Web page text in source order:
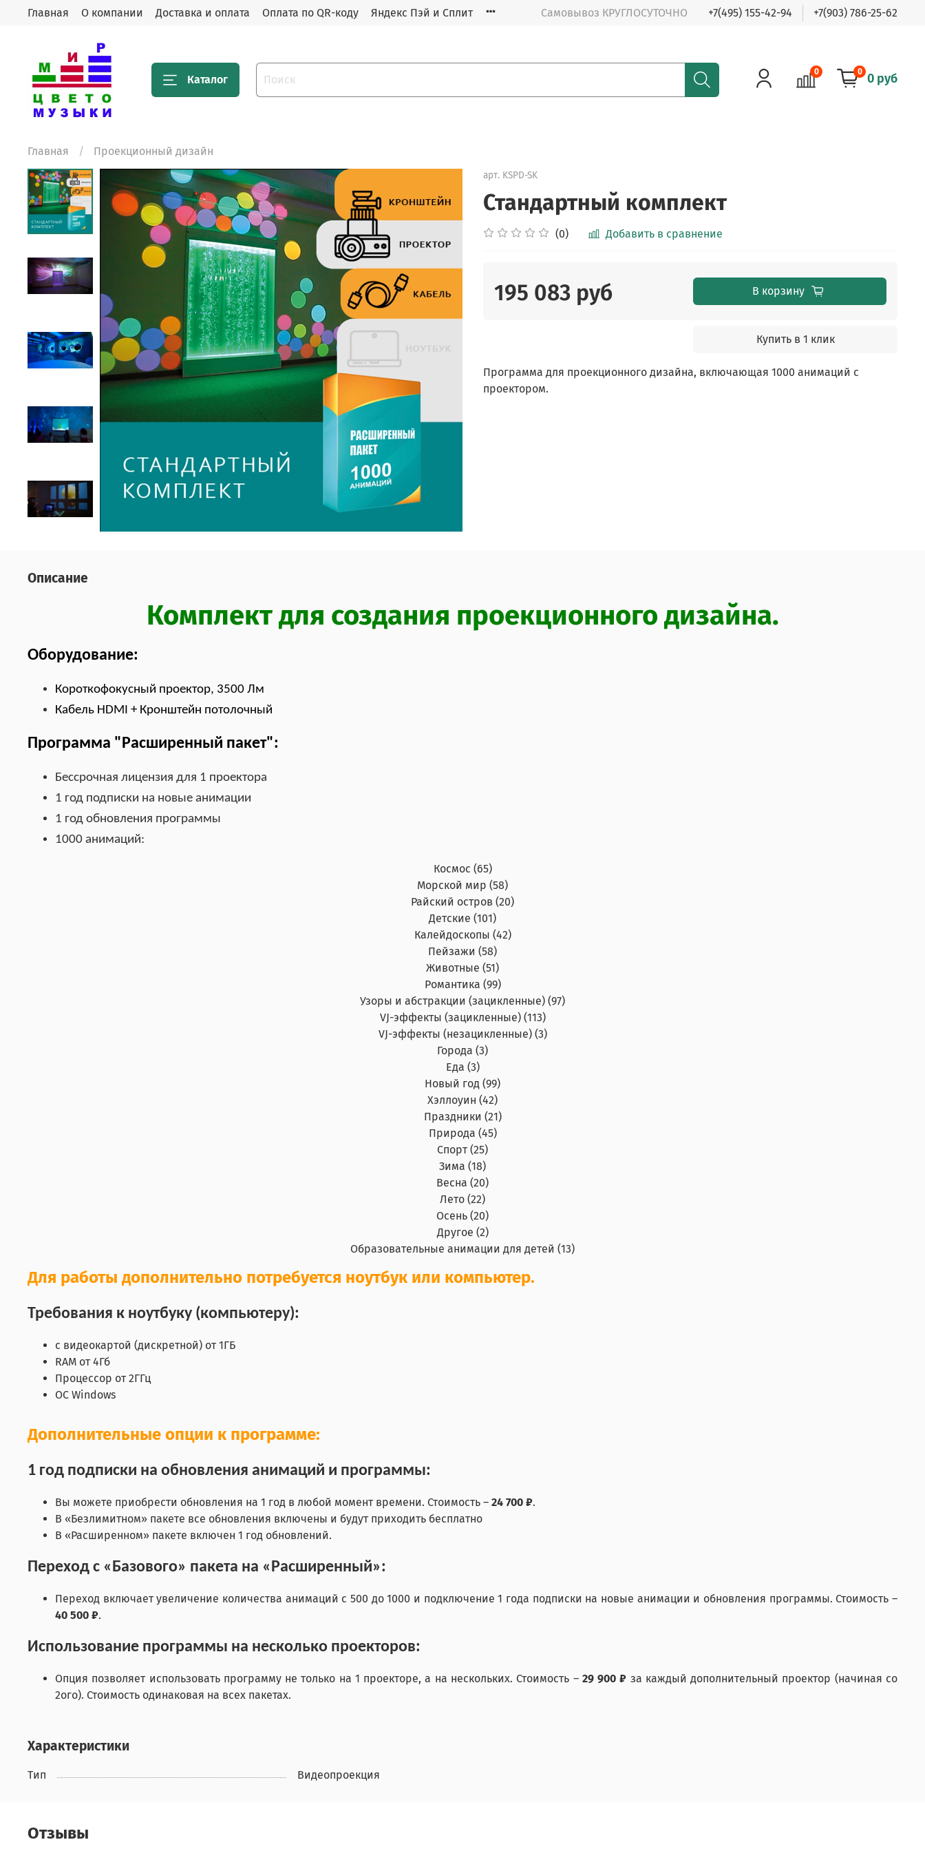
Главная О компании Доставка и оплата Оплата по QR-коду Яндекс Пэй и Сплит Самовывоз КРУГЛОСУТОЧНО +7(495) 155-42-94 +7(903) 786-25-62
Каталог
0 0 0 руб
Главная Проекционный дизайн
арт. KSPD-SK
Стандартный комплект
(0) Добавить в сравнение
195 083 руб В корзину
Купить в 1 клик
Программа для проекционного дизайна, включающая 1000 анимаций с
проектором.
Описание
Комплект для создания проекционного дизайна.
Оборудование:
Короткофокусный проектор, 3500 Лм
Кабель HDMI + Кронштейн потолочный
Программа "Расширенный пакет":
Бессрочная лицензия для 1 проектора
1 год подписки на новые анимации
1 год обновления программы
1000 анимаций:
Космос (65)
Морской мир (58)
Райский остров (20)
Детские (101)
Калейдоскопы (42)
Пейзажи (58)
Животные (51)
Романтика (99)
Узоры и абстракции (зацикленные) (97)
VJ-эффекты (зацикленные) (113)
VJ-эффекты (незацикленные) (3)
Города (3)
Еда (3)
Новый год (99)
Хэллоуин (42)
Праздники (21)
Природа (45)
Спорт (25)
Зима (18)
Весна (20)
Лето (22)
Осень (20)
Другое (2)
Образовательные анимации для детей (13)
Для работы дополнительно потребуется ноутбук или компьютер.
Требования к ноутбуку (компьютеру):
с видеокартой (дискретной) от 1ГБ
RAM от 4Гб
Процессор от 2ГГц
ОС Windows
Дополнительные опции к программе:
1 год подписки на обновления анимаций и программы:
Вы можете приобрести обновления на 1 год в любой момент времени. Стоимость – 24 700 ₽.
В «Безлимитном» пакете все обновления включены и будут приходить бесплатно
В «Расширенном» пакете включен 1 год обновлений.
Переход с «Базового» пакета на «Расширенный»:
Переход включает увеличение количества анимаций с 500 до 1000 и подключение 1 года подписки на новые анимации и обновления программы. Стоимость –
40 500 ₽.
Использование программы на несколько проекторов:
Опция позволяет использовать программу не только на 1 проекторе, а на нескольких. Стоимость – 29 900 ₽ за каждый дополнительный проектор (начиная со
2ого). Стоимость одинаковая на всех пакетах.
Характеристики
Тип Видеопроекция
Отзывы